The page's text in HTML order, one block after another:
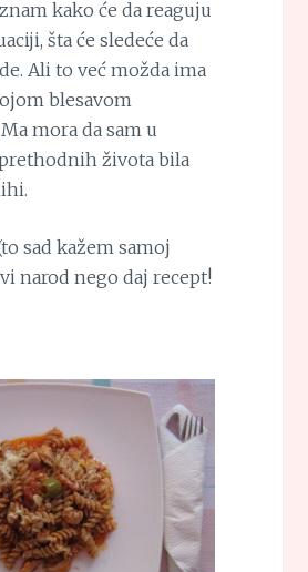
kako će da reaguju
šta će sledeće da
Ali to već možda ima
blesavom
mora da sam u
života bila
sad kažem samoj
narod nego daj recept!